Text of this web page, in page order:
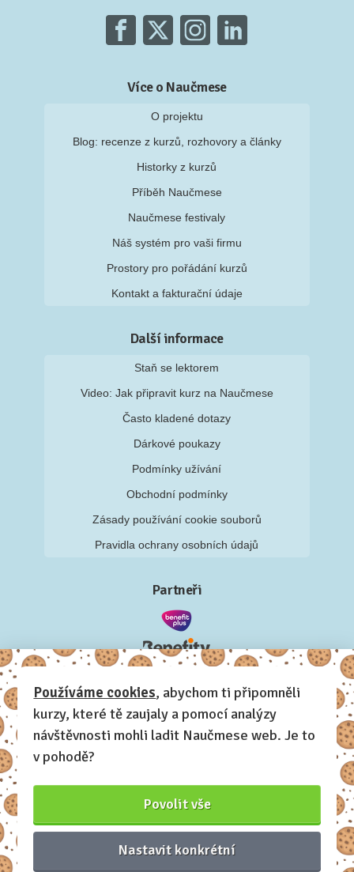
Více o Naučmese
O projektu
Blog: recenze z kurzů, rozhovory a články
Historky z kurzů
Příběh Naučmese
Naučmese festivaly
Náš systém pro vaši firmu
Prostory pro pořádání kurzů
Kontakt a fakturační údaje
Další informace
Staň se lektorem
Video: Jak připravit kurz na Naučmese
Často kladené dotazy
Dárkové poukazy
Podmínky užívání
Obchodní podmínky
Zásady používání cookie souborů
Pravidla ochrany osobních údajů
Partneři
Naučmese, 2012-2026.
Používáme cookies, abychom ti připomněli
kurzy, které tě zaujaly a pomocí analýzy
návštěvnosti mohli ladit Naučmese web. Je to
v pohodě?
Povolit vše
Nastavit konkrétní